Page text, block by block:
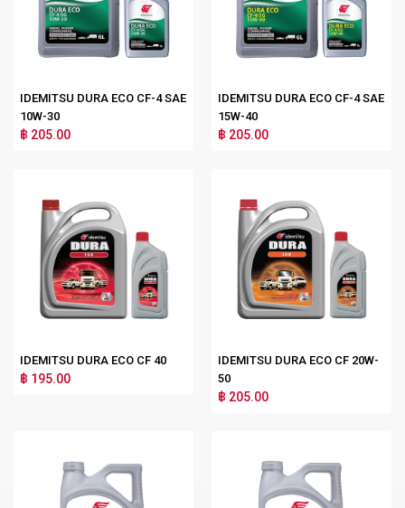
IDEMITSU DURA ECO CF-4 SAE
10W-30
฿ 205.00
IDEMITSU DURA ECO CF-4 SAE
15W-40
฿ 205.00
IDEMITSU DURA ECO CF 40
฿ 195.00
IDEMITSU DURA ECO CF 20W-
50
฿ 205.00